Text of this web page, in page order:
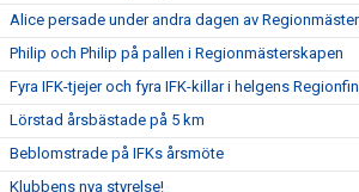
Alice persade under andra dagen av
Philip och Philip på pallen i Regionmästerskapen
Fyra IFK-tjejer och fyra IFK-killar i helgens
Lörstad årsbästade på 5 km
Beblomstrade på IFKs årsmöte
Klubbens nya styrelse!